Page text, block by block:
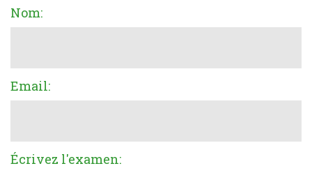
Nom:
Email:
Écrivez l'examen: